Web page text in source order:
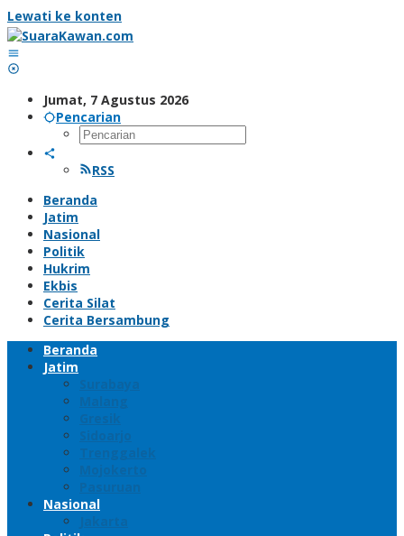
Lewati ke konten
Jumat, 7 Agustus 2026
Pencarian
RSS
Beranda
Jatim
Nasional
Politik
Hukrim
Ekbis
Cerita Silat
Cerita Bersambung
Beranda
Jatim
Surabaya
Malang
Gresik
Sidoarjo
Trenggalek
Mojokerto
Pasuruan
Nasional
Jakarta